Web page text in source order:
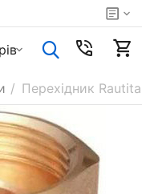
/ Перехідник